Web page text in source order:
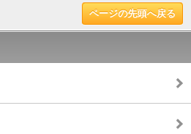
ページの先頭へ戻る